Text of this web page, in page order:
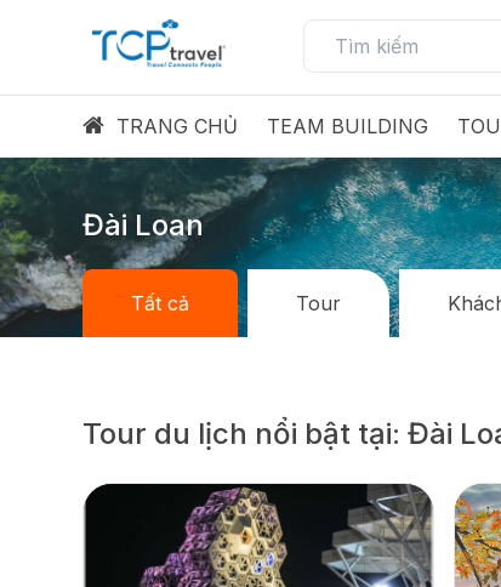
TRANG CHỦ TEAM BUILDING
Đài Loan
Tất cả Tour
Tour du lịch nổi bật tại: Đài